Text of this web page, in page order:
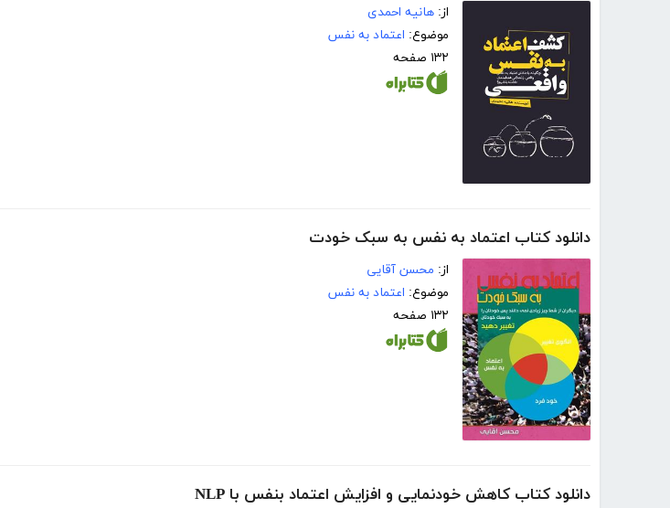
از: هانیه احمدی
موضوع: اعتماد به نفس
۱۳۲ صفحه
دانلود کتاب اعتماد به نفس به سبک خودت
از: محسن آقایی
موضوع: اعتماد به نفس
۱۳۲ صفحه
دانلود کتاب کاهش خودنمایی و افزایش اعتماد بنفس با NLP